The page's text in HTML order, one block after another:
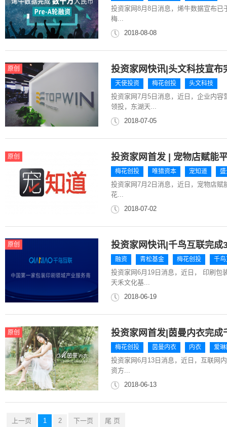
投资家网8月8日消息，烯牛数据宣布
梅...
2018-08-08
原创 投资家网快讯|头文科技宣
天使投资 梅花创投 头文科技
投资家网7月5日消息，近日，企业内
领投，东湖天...
2018-07-05
原创 投资家网首发 | 宠物店赋能
梅花创投 唯猎资本 宠知道
投资家网7月2日消息，近日，宠物店
花...
2018-07-02
原创 投资家网快讯|千鸟互联完
融资 青松基金 梅花创投 千
投资家网6月19日消息，近日， 印刷包
天禾文化基...
2018-06-19
原创 投资家网首发|茵曼内衣完
梅花创投 茵曼内衣 内衣 爱
投资家网6月13日消息，近日，互联网
资方...
2018-06-13
上一页 1 2 下一页 尾 页